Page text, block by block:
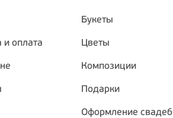
и оплата
Букеты
Цветы
Композиции
Подарки
Оформление свадеб